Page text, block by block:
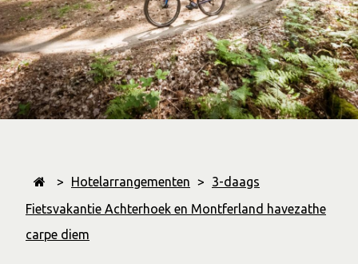
> Hotelarrangementen >
3-daags
Fietsvakantie Achterhoek en Montferland havezathe
carpe diem